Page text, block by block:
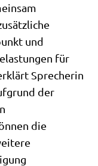
und
für
Sprecherin
der
die